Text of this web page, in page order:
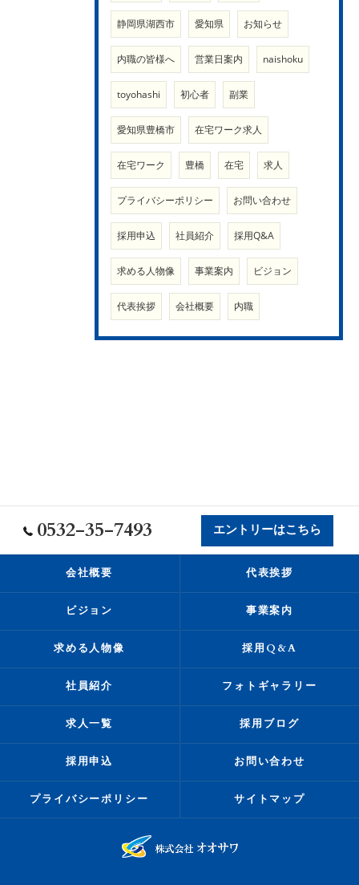
静岡県湖西市 愛知県 お知らせ
内職の皆様へ 営業日案内 naishoku
toyohashi 初心者 副業
愛知県豊橋市 在宅ワーク求人
在宅ワーク 豊橋 在宅 求人
プライバシーポリシー お問い合わせ
採用申込 社員紹介 採用Q&A
求める人物像 事業案内 ビジョン
代表挨拶 会社概要 内職
0532-35-7493 エントリーはこちら
会社概要 代表挨拶
ビジョン 事業案内
求める人物像 採用Q&A
社員紹介 フォトギャラリー
求人一覧 採用ブログ
採用申込 お問い合わせ
プライバシーポリシー サイトマップ